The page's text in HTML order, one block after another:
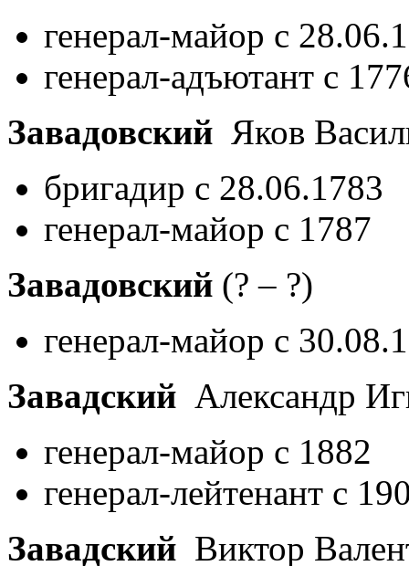
генерал-майор с
генерал-адъютант с
Завадовский Яков
бригадир с 28.06.1783
генерал-майор с 1787
Завадовский (? – ?)
генерал-майор с
Завадский Александр
генерал-майор с 1882
генерал-лейтенант с
Завадский Виктор